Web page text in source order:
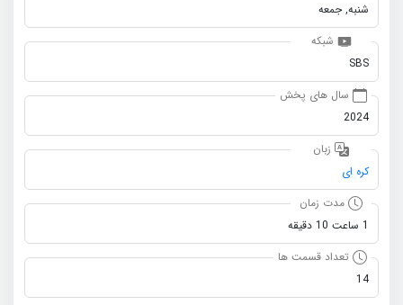
شنبه, جمعه
شبکه
SBS
سال های پخش
2024
زبان
کره ای
مدت زمان
1 ساعت 10 دقیقه
تعداد قسمت ها
14